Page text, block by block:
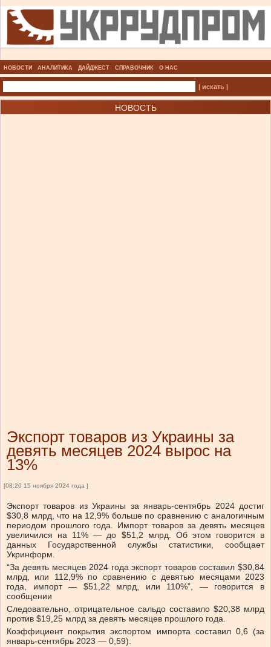
НОВОСТИ АНАЛИТИКА ДАЙДЖЕСТ СПРАВОЧНИК О НАС
| искать |
НОВОСТЬ
Экспорт товаров из Украины за
девять месяцев 2024 вырос на
13%
[08:20 15 ноября 2024 года ]
Экспорт товаров из Украины за январь-сентябрь 2024 достиг
$30,8 млрд, что на 12,9% больше по сравнению с аналогичным
периодом прошлого года. Импорт товаров за девять месяцев
увеличился на 11% — до $51,2 млрд. Об этом говорится в
данных Государственной службы статистики, сообщает
Укринформ.
“За девять месяцев 2024 года экспорт товаров составил $30,84
млрд, или 112,9% по сравнению с девятью месяцами 2023
года, импорт — $51,22 млрд, или 110%”, — говорится в
сообщении
Следовательно, отрицательное сальдо составило $20,38 млрд
против $19,25 млрд за девять месяцев прошлого года.
Коэффициент покрытия экспортом импорта составил 0,6 (за
январь-сентябрь 2023 — 0,59).